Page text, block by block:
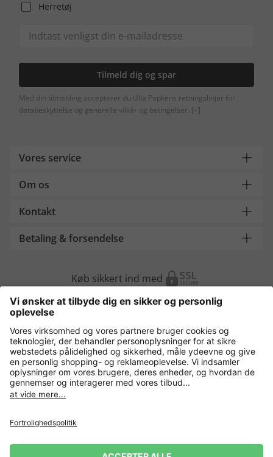
Herretøj
Tilmeld dig og spar
Med din tilmelding accepterer du Ulla Popkens retningslinjer for
databeskyttelse og generelle vilkår og betingelser. [+]
Vores service
Om os
Kontakt
Betaling & forsendelse
Køb sikkert ind med
Flere webshops
Danmark
Gør brug af fortrydelsesret
Virksomhedsinformation